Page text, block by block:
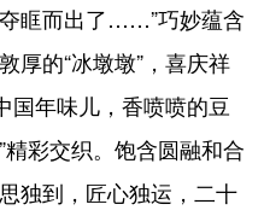
眶而出了……”巧妙蕴含
厚的“冰墩墩”，喜庆祥
国年味儿，香喷喷的豆
彩交织。饱含圆融和合
独到，匠心独运，二十